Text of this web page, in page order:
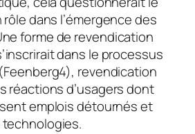
dans l’émergence des
forme de revendication
dans le processus
revendication
réactions d’usagers dont
emplois détournés et